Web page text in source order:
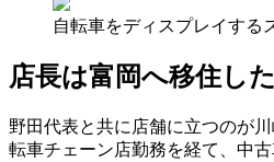
自転車をディスプレイする
店長は富岡へ移住し
野田代表と共に店舗に立つのが
転車チェーン店勤務を経て、中